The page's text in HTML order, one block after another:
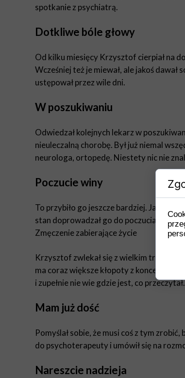
spotkanie z psychiatrą.
Dotkliwe bóle głowy
Od kilku miesięcy Krzysztof cierpiał na
Wcześniej też je miewał, ale jakoś dawał
ustępował przez wile dni.
W poszukiwaniu
Odwiedzał kolejnych lekarz w
nieuleczalną chorobę. Był już niemal
neurologa, ortopedę. Niestety nic nie
Poczucie winy
To przybiło go jeszcze bardziej. Jako to
stan doprowadzał go do poczucia winy,
Zmęczenie zabierające życie
Krzysztof zwlekał się z wielkim trudem
ma coraz większe kłopoty z
i zupełnie nie wie gdzie jest, co
Mam już dość
Pomyślał sobie, że musi coś z tym
do psychoterapeuty i umówił się na
Nareszcie nadzieja